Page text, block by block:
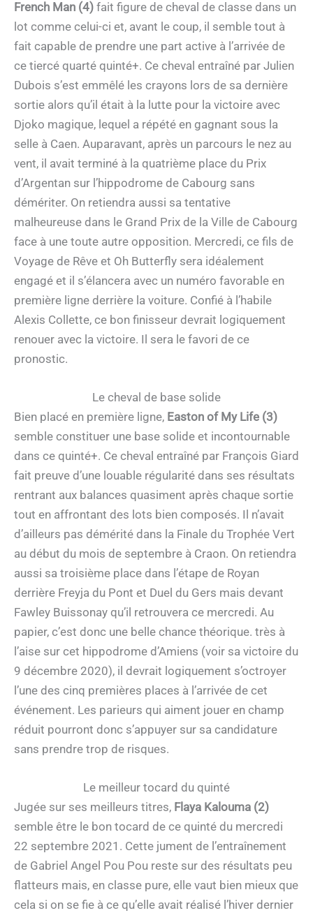
French Man (4) fait figure de cheval de classe dans un
lot comme celui-ci et, avant le coup, il semble tout à
fait capable de prendre une part active à l’arrivée de
ce tiercé quarté quinté+. Ce cheval entraîné par Julien
Dubois s’est emmêlé les crayons lors de sa dernière
sortie alors qu’il était à la lutte pour la victoire avec
Djoko magique, lequel a répété en gagnant sous la
selle à Caen. Auparavant, après un parcours le nez au
vent, il avait terminé à la quatrième place du Prix
d’Argentan sur l’hippodrome de Cabourg sans
démériter. On retiendra aussi sa tentative
malheureuse dans le Grand Prix de la Ville de Cabourg
face à une toute autre opposition. Mercredi, ce fils de
Voyage de Rêve et Oh Butterfly sera idéalement
engagé et il s’élancera avec un numéro favorable en
première ligne derrière la voiture. Confié à l’habile
Alexis Collette, ce bon finisseur devrait logiquement
renouer avec la victoire. Il sera le favori de ce
pronostic.
Le cheval de base solide
Bien placé en première ligne, Easton of My Life (3)
semble constituer une base solide et incontournable
dans ce quinté+. Ce cheval entraîné par François Giard
fait preuve d’une louable régularité dans ses résultats
rentrant aux balances quasiment après chaque sortie
tout en affrontant des lots bien composés. Il n’avait
d’ailleurs pas démérité dans la Finale du Trophée Vert
au début du mois de septembre à Craon. On retiendra
aussi sa troisième place dans l’étape de Royan
derrière Freyja du Pont et Duel du Gers mais devant
Fawley Buissonay qu’il retrouvera ce mercredi. Au
papier, c’est donc une belle chance théorique. très à
l’aise sur cet hippodrome d’Amiens (voir sa victoire du
9 décembre 2020), il devrait logiquement s’octroyer
l’une des cinq premières places à l’arrivée de cet
événement. Les parieurs qui aiment jouer en champ
réduit pourront donc s’appuyer sur sa candidature
sans prendre trop de risques.
Le meilleur tocard du quinté
Jugée sur ses meilleurs titres, Flaya Kalouma (2)
semble être le bon tocard de ce quinté du mercredi
22 septembre 2021. Cette jument de l’entraînement
de Gabriel Angel Pou Pou reste sur des résultats peu
flatteurs mais, en classe pure, elle vaut bien mieux que
cela si on se fie à ce qu’elle avait réalisé l’hiver dernier